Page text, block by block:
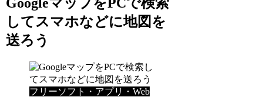
してスマホなどに地図を
送ろう
フリーソフト・アプリ・Web